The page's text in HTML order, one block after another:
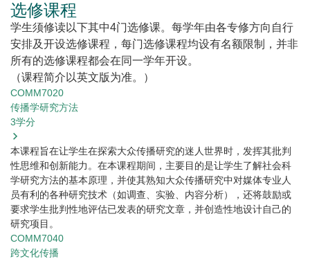
选修课程
学生须修读以下其中4门选修课。每学年由各专修方向自行
安排及开设选修课程，每门选修课程均设有名额限制，并非
所有的选修课程都会在同一学年开设。
（课程简介以英文版为准。）
COMM7020
传播学研究方法
3学分
本课程旨在让学生在探索大众传播研究的迷人世界时，发挥其批判
性思维和创新能力。在本课程期间，主要目的是让学生了解社会科
学研究方法的基本原理，并使其熟知大众传播研究中对媒体专业人
员有利的各种研究技术（如调查、实验、内容分析），还将鼓励或
要求学生批判性地评估已发表的研究文章，并创造性地设计自己的
研究项目。
COMM7040
跨文化传播